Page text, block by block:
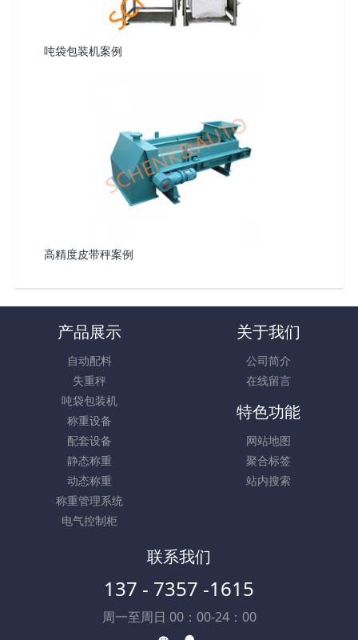
吨袋包装机案例
高精度皮带秤案例
产品展示
自动配料
失重秤
吨袋包装机
称重设备
配套设备
静态称重
动态称重
称重管理系统
电气控制柜
关于我们
公司简介
在线留言
特色功能
网站地图
聚合标签
站内搜索
联系我们
137 - 7357 -1615
周一至周日 00：00-24：00